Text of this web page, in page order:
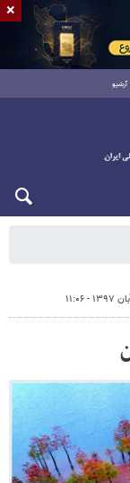
آرشیو
×